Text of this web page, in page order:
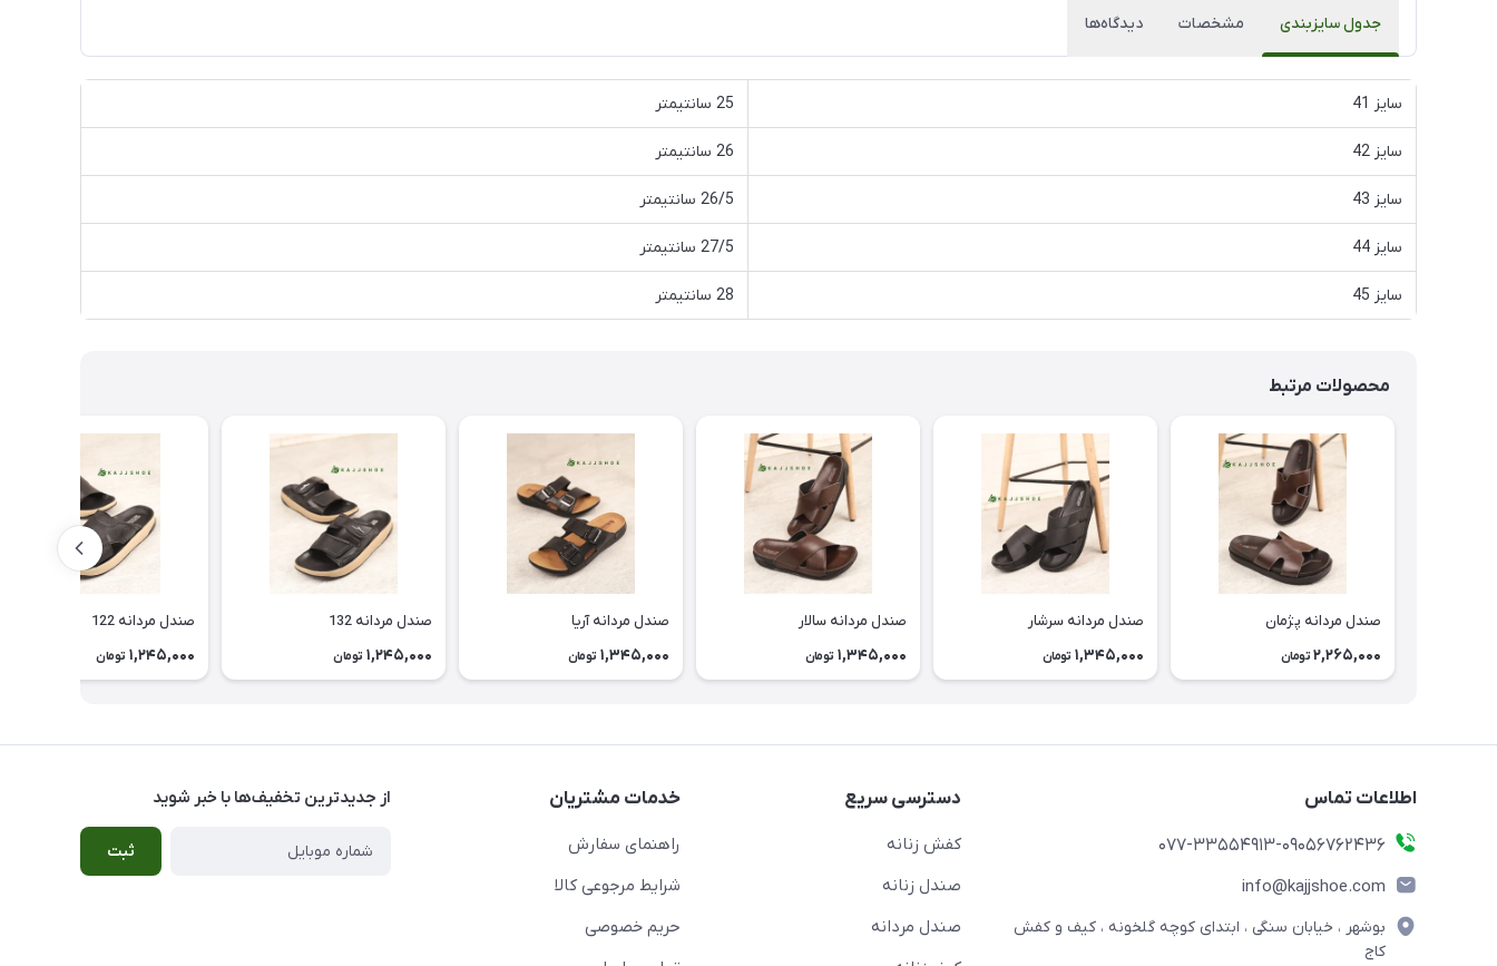
جدول سایزبندی مشخصات دیدگاه‌ها
سایز 41 25 سانتیمتر
سایز 42 26 سانتیمتر
سایز 43 26/5 سانتیمتر
سایز 44 27/5 سانتیمتر
سایز 45 28 سانتیمتر
محصولات مرتبط
صندل مردانه پژمان
2,265,000 تومان
صندل مردانه سرشار
1,345,000 تومان
صندل مردانه سالار
1,345,000 تومان
صندل مردانه آریا
1,345,000 تومان
صندل مردانه 132
1,245,000 تومان
صندل مردانه 122
1,245,000 تومان
اطلاعات تماس
077-33554913-09056762436
info@kajjshoe.com
بوشهر ، خیابان سنگی ، ابتدای کوچه گلخونه ، کیف و کفش
کاج
دسترسی سریع
کفش زنانه
صندل زنانه
صندل مردانه
خدمات مشتریان
راهنمای سفارش
شرایط مرجوعی کالا
حریم خصوصی
از جدید‌ترین تخفیف‌ها با‌ خبر شوید
ثبت